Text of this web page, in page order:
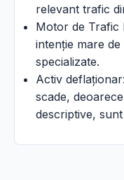
relevant trafic
Motor de Trafic
intenție mare
specializate.
Activ
scade,
descriptive,